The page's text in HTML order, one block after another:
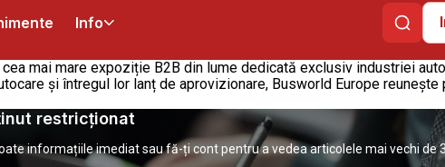
Info
mai mare expoziție B2B din lume dedicată exclusiv industriei
și întregul lor lanț de aprovizionare, Busworld Europe
restricționat
informațiile imediat sau fă-ți cont pentru a vedea articolele mai vechi de